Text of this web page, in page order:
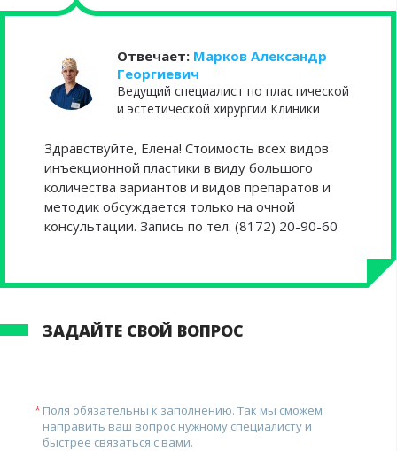
Отвечает: Марков Александр
Георгиевич
Ведущий специалист по пластической
и эстетической хирургии Клиники
Здравствуйте, Елена! Стоимость всех видов
инъекционной пластики в виду большого
количества вариантов и видов препаратов и
методик обсуждается только на очной
консультации. Запись по тел. (8172) 20-90-60
ЗАДАЙТЕ СВОЙ ВОПРОС
Поля обязательны к заполнению. Так мы сможем
направить ваш вопрос нужному специалисту и
быстрее связаться с вами.